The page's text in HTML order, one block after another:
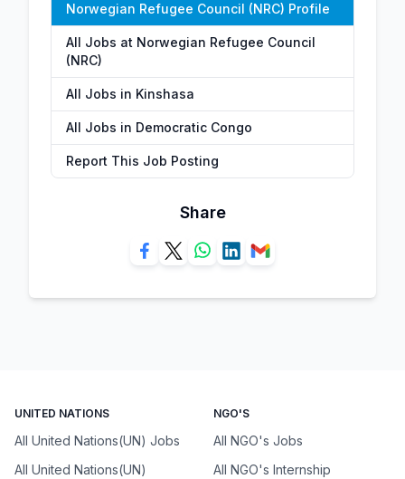
Norwegian Refugee Council (NRC) Profile
All Jobs at Norwegian Refugee Council
(NRC)
All Jobs in Kinshasa
All Jobs in Democratic Congo
Report This Job Posting
Share
UNITED NATIONS
All United Nations(UN) Jobs
All United Nations(UN)
NGO'S
All NGO's Jobs
All NGO's Internship